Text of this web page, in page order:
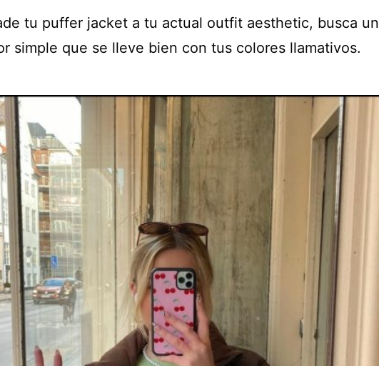
tu puffer jacket a tu actual outfit aesthetic, busca un
simple que se lleve bien con tus colores llamativos.